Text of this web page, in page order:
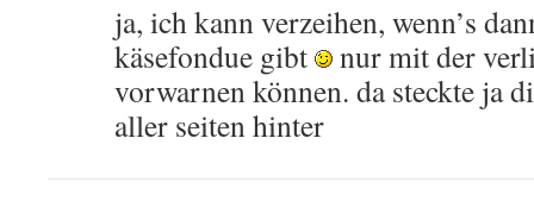
ja, ich kann verzeihen, wenn’s
käsefondue gibt
nur mit der
vorwarnen können. da steckte ja
aller seiten hinter